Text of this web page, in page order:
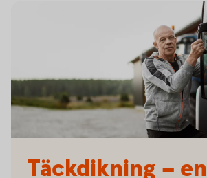
Täckdikning – en